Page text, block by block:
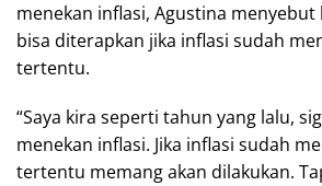
menekan inflasi, Agustina
bisa diterapkan jika inflasi sudah
tertentu.
“Saya kira seperti tahun yang lalu,
menekan inflasi. Jika inflasi sudah
tertentu memang akan dilakukan.